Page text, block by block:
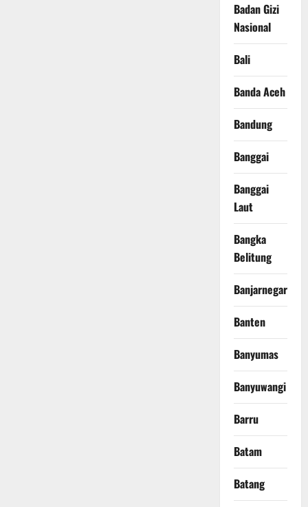
Badan Gizi
Nasional
Bali
Banda Aceh
Bandung
Banggai
Banggai
Laut
Bangka
Belitung
Banjarnegara
Banten
Banyumas
Banyuwangi
Barru
Batam
Batang